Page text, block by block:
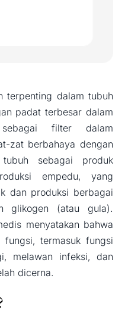
terpenting dalam tubuh
padat terbesar dalam
filter dalam
zat berbahaya dengan
sebagai produk
empedu, yang
dan produksi berbagai
glikogen (atau gula).
menyatakan bahwa
termasuk fungsi
melawan infeksi, dan
dicerna.